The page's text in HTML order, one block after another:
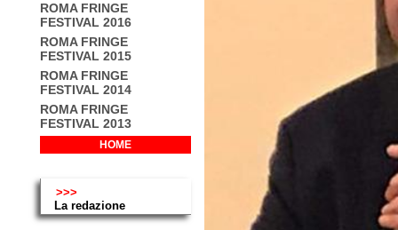
ROMA FRINGE
FESTIVAL 2016
ROMA FRINGE
FESTIVAL 2015
ROMA FRINGE
FESTIVAL 2014
ROMA FRINGE
FESTIVAL 2013
HOME
>>>
La redazione